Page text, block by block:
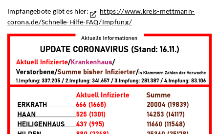
Impfangebote gibt es hier:
https://www.kreis-mettmann-
corona.de/Schnelle-Hilfe-FAQ/Impfung/